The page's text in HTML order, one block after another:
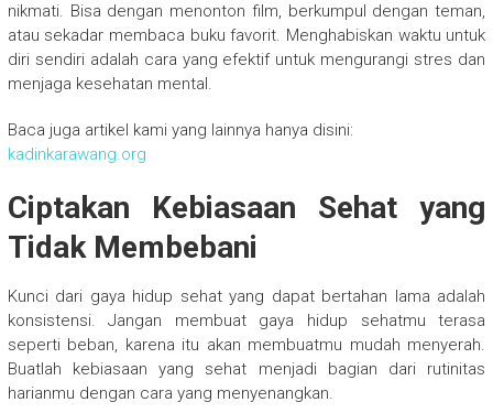
nikmati. Bisa dengan menonton film, berkumpul dengan teman,
atau sekadar membaca buku favorit. Menghabiskan waktu untuk
diri sendiri adalah cara yang efektif untuk mengurangi stres dan
menjaga kesehatan mental.
Baca juga artikel kami yang lainnya hanya disini:
kadinkarawang.org
Ciptakan Kebiasaan Sehat yang
Tidak Membebani
Kunci dari gaya hidup sehat yang dapat bertahan lama adalah
konsistensi. Jangan membuat gaya hidup sehatmu terasa
seperti beban, karena itu akan membuatmu mudah menyerah.
Buatlah kebiasaan yang sehat menjadi bagian dari rutinitas
harianmu dengan cara yang menyenangkan.